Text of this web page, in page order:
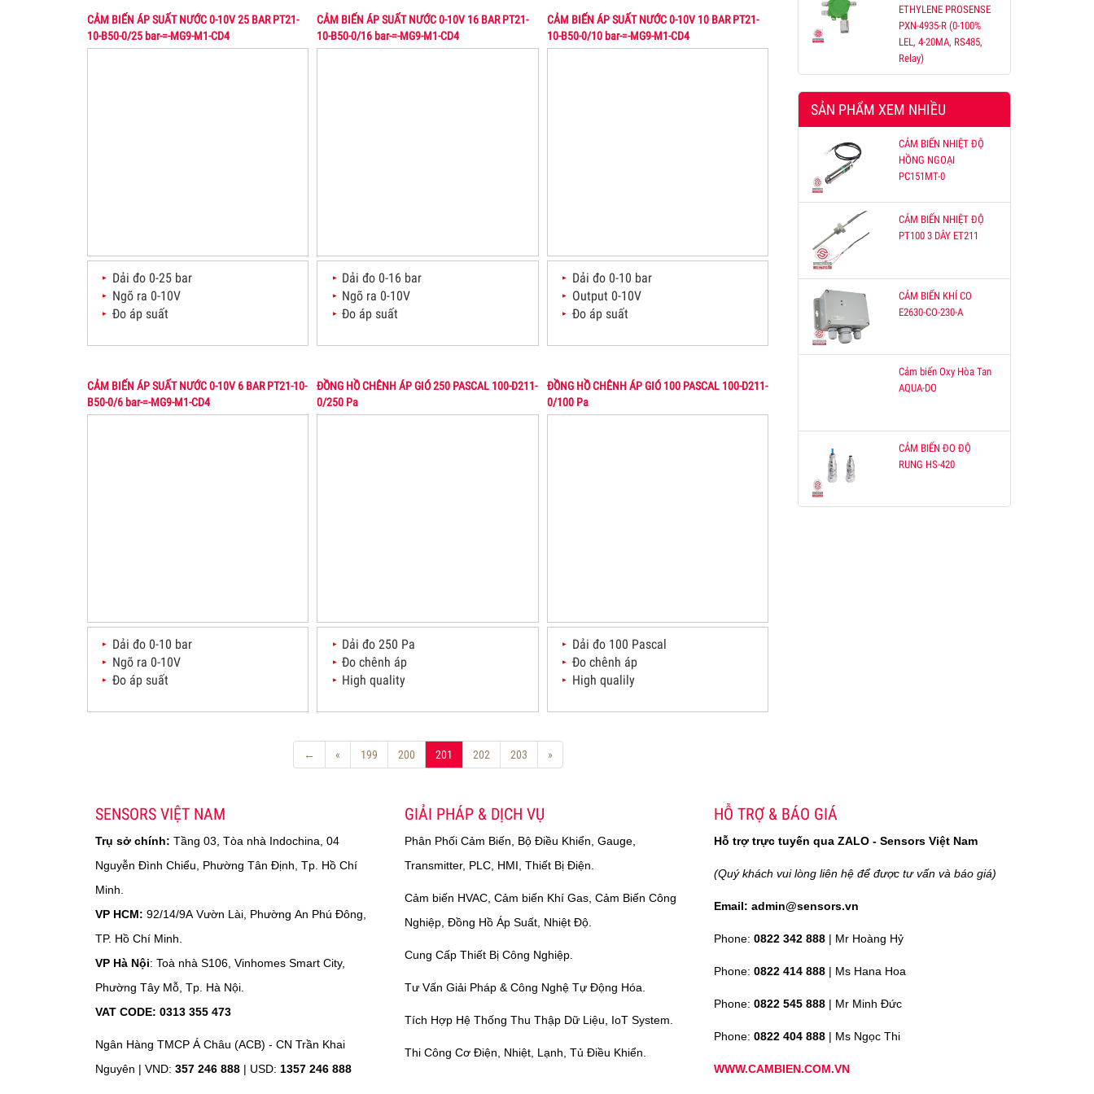
SENSORS VIỆT NAM- CUNG CẤP GIẢI PHÁP GIÁM SÁT HỆ THỐNG
CẢM BIẾN ÁP SUẤT NƯỚC 0-10V 25 BAR PT21-
10-B50-0/25 bar-=-MG9-M1-CD4
Dải đo 0-25 bar
Ngõ ra 0-10V
Đo áp suất
CẢM BIẾN ÁP SUẤT NƯỚC 0-10V 16 BAR PT21-
10-B50-0/16 bar-=-MG9-M1-CD4
Dải đo 0-16 bar
Ngõ ra 0-10V
Đo áp suất
CẢM BIẾN ÁP SUẤT NƯỚC 0-10V 10 BAR PT21-
10-B50-0/10 bar-=-MG9-M1-CD4
Dải đo 0-10 bar
Output 0-10V
Đo áp suất
CẢM BIẾN ÁP SUẤT NƯỚC 0-10V 6 BAR PT21-10-
B50-0/6 bar-=-MG9-M1-CD4
Dải đo 0-10 bar
Ngõ ra 0-10V
Đo áp suất
ĐỒNG HỒ CHÊNH ÁP GIÓ 250 PASCAL 100-D211-
0/250 Pa
Dải đo 250 Pa
Đo chênh áp
High quality
ĐỒNG HỒ CHÊNH ÁP GIÓ 100 PASCAL 100-D211-
0/100 Pa
Dải đo 100 Pascal
Đo chênh áp
High qualily
← « 199 200 201 202 203 »
ETHYLENE PROSENSE
PXN-4935-R (0-100%
LEL, 4-20MA, RS485,
Relay)
SẢN PHẨM XEM NHIỀU
CẢM BIẾN NHIỆT ĐỘ
HỒNG NGOẠI
PC151MT-0
CẢM BIẾN NHIỆT ĐỘ
PT100 3 DÂY ET211
CẢM BIẾN KHÍ CO
E2630-CO-230-A
Cảm biến Oxy Hòa Tan
AQUA-DO
CẢM BIẾN ĐO ĐỘ
RUNG HS-420
SENSORS VIỆT NAM
Trụ sở chính: Tầng 03, Tòa nhà Indochina, 04
Nguyễn Đình Chiểu, Phường Tân Định, Tp. Hồ Chí
Minh.
VP HCM: 92/14/9A Vườn Lài, Phường An Phú Đông,
TP. Hồ Chí Minh.
VP Hà Nội: Toà nhà S106, Vinhomes Smart City,
Phường Tây Mỗ, Tp. Hà Nội.
VAT CODE: 0313 355 473
Ngân Hàng TMCP Á Châu (ACB) - CN Trần Khai
Nguyên | VND: 357 246 888 | USD: 1357 246 888
GIẢI PHÁP & DỊCH VỤ
Phân Phối Cảm Biến, Bộ Điều Khiển, Gauge,
Transmitter, PLC, HMI, Thiết Bị Điện.
Cảm biến HVAC, Cảm biến Khí Gas, Cảm Biến Công
Nghiệp, Đồng Hồ Áp Suất, Nhiệt Độ.
Cung Cấp Thiết Bị Công Nghiệp.
Tư Vấn Giải Pháp & Công Nghệ Tự Động Hóa.
Tích Hợp Hệ Thống Thu Thập Dữ Liệu, IoT System.
Thi Công Cơ Điện, Nhiệt, Lạnh, Tủ Điều Khiển.
HỖ TRỢ & BÁO GIÁ
Hỗ trợ trực tuyến qua ZALO - Sensors Việt Nam
(Quý khách vui lòng liên hệ để được tư vấn và báo giá)
Email: admin@sensors.vn
Phone: 0822 342 888 | Mr Hoàng Hỷ
Phone: 0822 414 888 | Ms Hana Hoa
Phone: 0822 545 888 | Mr Minh Đức
Phone: 0822 404 888 | Ms Ngọc Thi
WWW.CAMBIEN.COM.VN